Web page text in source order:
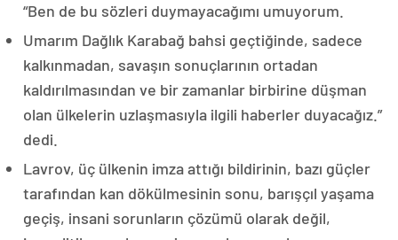
“Ben de bu sözleri duymayacağımı umuyorum.
Umarım Dağlık Karabağ bahsi geçtiğinde, sadece
kalkınmadan, savaşın sonuçlarının ortadan
kaldırılmasından ve bir zamanlar birbirine düşman
olan ülkelerin uzlaşmasıyla ilgili haberler duyacağız.”
dedi.
Lavrov, üç ülkenin imza attığı bildirinin, bazı güçler
tarafından kan dökülmesinin sonu, barışçıl yaşama
geçiş, insani sorunların çözümü olarak değil,